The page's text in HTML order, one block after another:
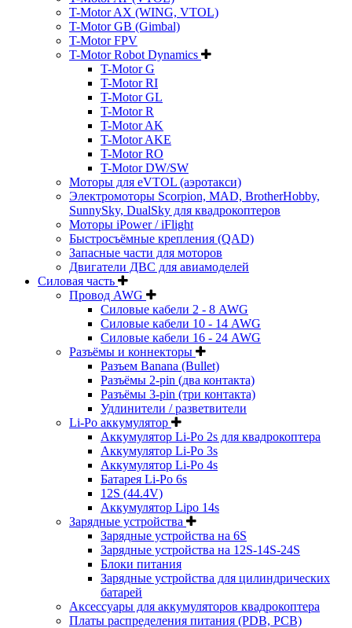
T-Motor AX (WING, VTOL)
T-Motor GB (Gimbal)
T-Motor FPV
T-Motor Robot Dynamics
T-Motor G
T-Motor RI
T-Motor GL
T-Motor R
T-Motor AK
T-Motor AKE
T-Motor RO
T-Motor DW/SW
Моторы для eVTOL (аэротакси)
Электромоторы Scorpion, MAD, BrotherHobby,
SunnySky, DualSky для квадрокоптеров
Моторы iPower / iFlight
Быстросъёмные крепления (QAD)
Запасные части для моторов
Двигатели ДВС для авиамоделей
Силовая часть
Провод AWG
Силовые кабели 2 - 8 AWG
Силовые кабели 10 - 14 AWG
Силовые кабели 16 - 24 AWG
Разъёмы и коннекторы
Разъем Banana (Bullet)
Разъёмы 2-pin (два контакта)
Разъёмы 3-pin (три контакта)
Удлинители / разветвители
Li-Po аккумулятор
Аккумулятор Li-Po 2s для квадрокоптера
Аккумулятор Li-Po 3s
Аккумулятор Li-Po 4s
Батарея Li-Po 6s
12S (44.4V)
Аккумулятор Lipo 14s
Зарядные устройства
Зарядные устройства на 6S
Зарядные устройства на 12S-14S-24S
Блоки питания
Зарядные устройства для цилиндрических
батарей
Аксессуары для аккумуляторов квадрокоптера
Платы распределения питания (PDB, PCB)